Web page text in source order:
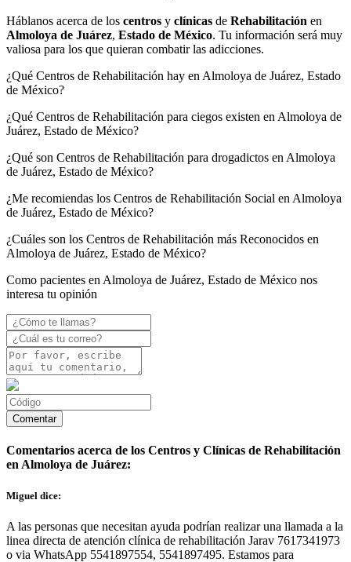
Háblanos acerca de los centros y clínicas de Rehabilitación en
Almoloya de Juárez, Estado de México. Tu información será muy
valiosa para los que quieran combatir las adicciones.
¿Qué Centros de Rehabilitación hay en Almoloya de Juárez, Estado
de México?
¿Qué Centros de Rehabilitación para ciegos existen en Almoloya de
Juárez, Estado de México?
¿Qué son Centros de Rehabilitación para drogadictos en Almoloya
de Juárez, Estado de México?
¿Me recomiendas los Centros de Rehabilitación Social en Almoloya
de Juárez, Estado de México?
¿Cuáles son los Centros de Rehabilitación más Reconocidos en
Almoloya de Juárez, Estado de México?
Como pacientes en Almoloya de Juárez, Estado de México nos
interesa tu opinión
Comentarios acerca de los Centros y Clínicas de Rehabilitación
en Almoloya de Juárez:
Miguel dice:
A las personas que necesitan ayuda podrían realizar una llamada a la
linea directa de atención clínica de rehabilitación Jarav 7617341973
o via WhatsApp 5541897554, 5541897495. Estamos para